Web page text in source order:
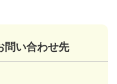
問い合わせ先